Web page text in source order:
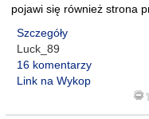
pojawi się również strona
Szczegóły
Luck_89
16 komentarzy
Link na Wykop